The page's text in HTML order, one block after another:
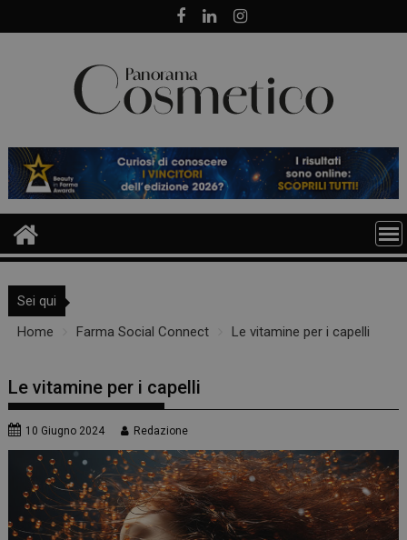
to
Sei qui
Home
Farma Social Connect Le vitamine per i capelli
Le vitamine per i capelli
10 Giugno 2024 Redazione